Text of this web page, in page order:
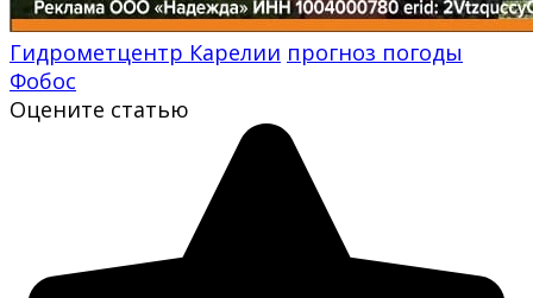
Гидрометцентр Карелии прогноз погоды
Фобос
Оцените статью